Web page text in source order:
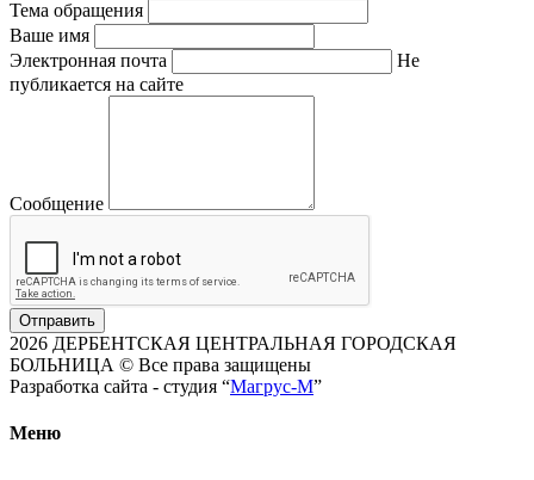
Тема обращения
Ваше имя
Электронная почта
Не
публикается на сайте
Сообщение
Отправить
2026 ДЕРБЕНТСКАЯ ЦЕНТРАЛЬНАЯ ГОРОДСКАЯ
БОЛЬНИЦА © Все права защищены
Разработка сайта - студия “Магрус-М”
Меню